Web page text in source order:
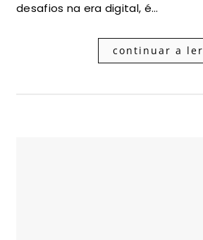
desafios na era digital, é…
continuar a ler